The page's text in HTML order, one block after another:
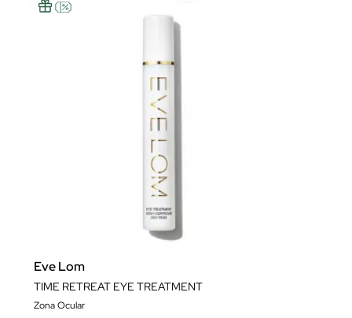
Eve Lom
TIME RETREAT EYE TREATMENT
Zona Ocular